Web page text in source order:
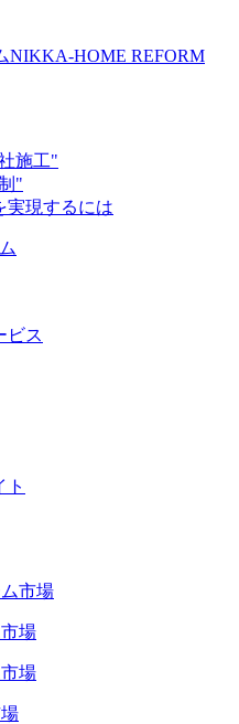
NIKKA-HOME REFORM
施工"
"
実現するには
ビス
ト
場